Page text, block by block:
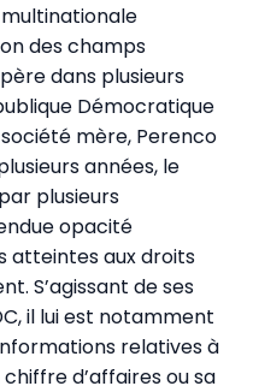
des champs
dans plusieurs
Démocratique
mère, Perenco
années, le
plusieurs
opacité
atteintes aux droits
S’agissant de ses
il lui est notamment
relatives à
d’affaires ou sa